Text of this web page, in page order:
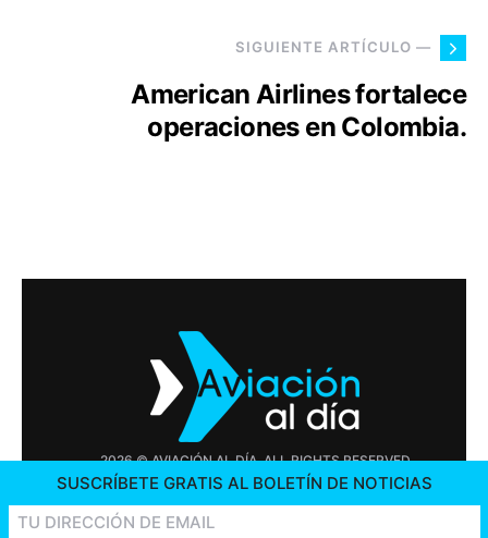
SIGUIENTE ARTÍCULO —
American Airlines fortalece
operaciones en Colombia.
2026 © AVIACIÓN AL DÍA. ALL RIGHTS RESERVED
OFERTAS DE TRABAJO
SUSCRÍBETE GRATIS AL BOLETÍN DE NOTICIAS